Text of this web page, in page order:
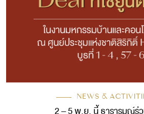
NEWS &
2 – 5 พ.ย. นี้ ธารารมณ์ร่